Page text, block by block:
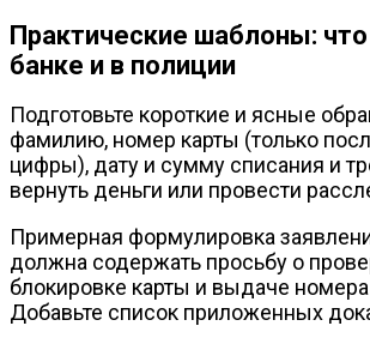
Практические шаблоны: что
банке и в полиции
Подготовьте короткие и ясные
фамилию, номер карты (только
цифры), дату и сумму списания и
вернуть деньги или провести
Примерная формулировка
должна содержать просьбу о
блокировке карты и выдаче
Добавьте список приложенных